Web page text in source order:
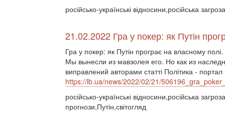
російсько-українські відносини,російська
21.02.2022 Гра у покер: як Путін
Гра у покер: як Путін програє на власному
Мы вынесли из мавзолея его. Но как из
виправлений авторами статті Політика -
https://lb.ua/news/2022/02/21/
російсько-українські відносини,російська
прогнози,Путін,світогляд